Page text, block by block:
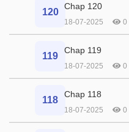
120
Chap 120
18-07-2025 0
119
Chap 119
18-07-2025 0
118
Chap 118
18-07-2025 0